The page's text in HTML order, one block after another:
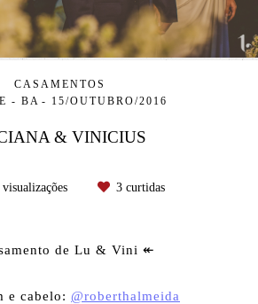
CASAMENTOS
- BA
15/OUTUBRO/2016
& VINICIUS
visualizações 3 curtidas
de Lu & Vini ↞
e cabelo: @roberthalmeida